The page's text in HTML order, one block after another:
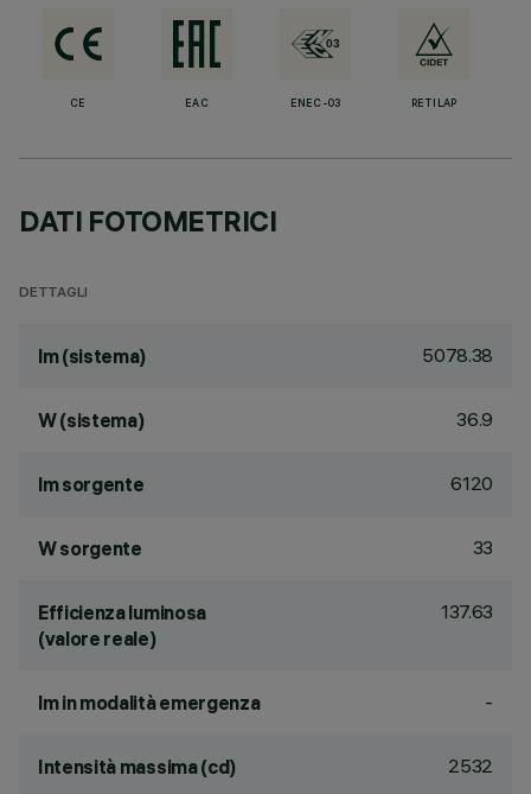
CE EAC ENEC-03 RETILAP
DATI FOTOMETRICI
DETTAGLI
lm (sistema) 5078.38
W (sistema) 36.9
lm sorgente 6120
W sorgente 33
Efficienza luminosa
(valore reale)
137.63
lm in modalità emergenza -
Intensità massima (cd) 2532